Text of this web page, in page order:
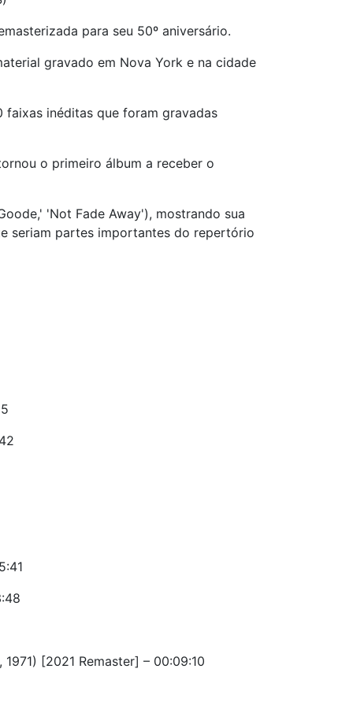
para seu 50º aniversário.
gravado em Nova York e na cidade
faixas inéditas que foram gravadas
o primeiro álbum a receber o
'Not Fade Away'), mostrando sua
seriam partes importantes do repertório
[2021 Remaster] – 00:09:10